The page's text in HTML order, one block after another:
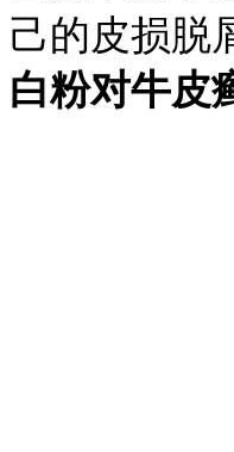
己的皮损脱
白粉对牛皮